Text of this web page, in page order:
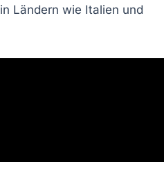
in Ländern wie Italien und